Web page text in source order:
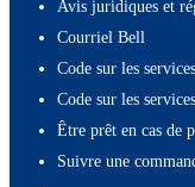
Avis juridiques et
Courriel Bell
Code sur les
Code sur les
Être prêt en cas de
Suivre une